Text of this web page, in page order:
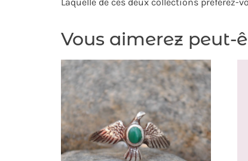
Vous aimerez peut-